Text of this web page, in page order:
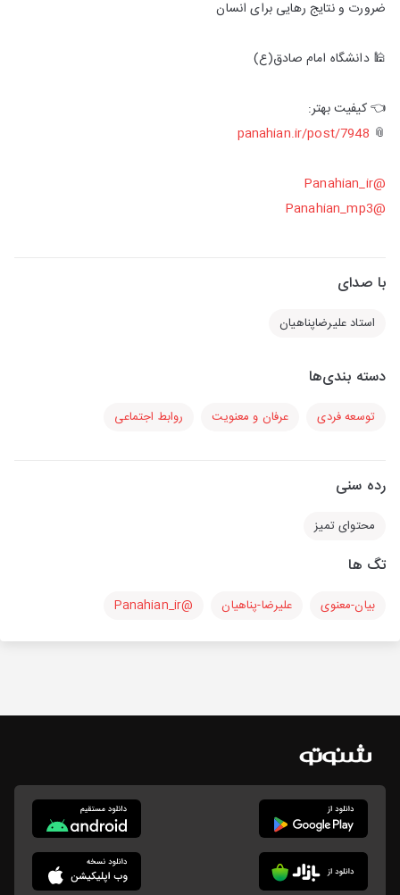
ضرورت و نتایج رهایی برای انسان
🕌 دانشگاه امام صادق(ع)
👈 کیفیت بهتر:
📎
panahian.ir/post/7948
@Panahian_ir
@Panahian_mp3
با صدای
استاد علیرضاپناهیان
دسته بندی‌ها
توسعه فردی عرفان و معنویت روابط اجتماعی
رده سنی
محتوای تمیز
تگ ها
بیان-معنوی علیرضا-پناهیان @Panahian_ir